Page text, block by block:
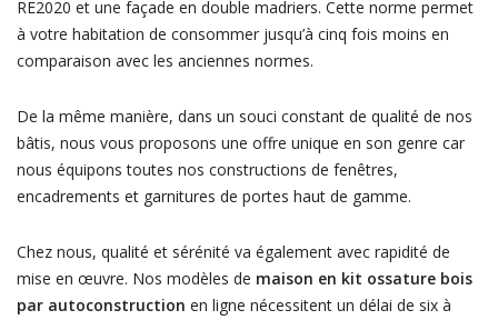
RE2020 et une façade en double madriers. Cette norme permet
à votre habitation de consommer jusqu’à cinq fois moins en
comparaison avec les anciennes normes.
De la même manière, dans un souci constant de qualité de nos
bâtis, nous vous proposons une offre unique en son genre car
nous équipons toutes nos constructions de fenêtres,
encadrements et garnitures de portes haut de gamme.
Chez nous, qualité et sérénité va également avec rapidité de
mise en œuvre. Nos modèles de maison en kit ossature bois
par autoconstruction en ligne nécessitent un délai de six à